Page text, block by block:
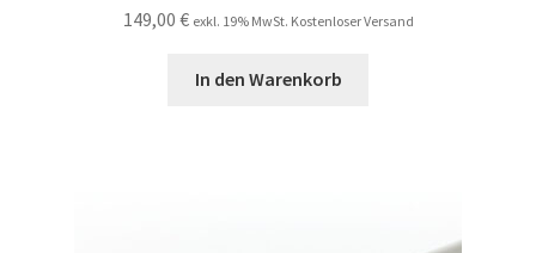
149,00 € exkl. 19% MwSt. Kostenloser Versand
In den Warenkorb